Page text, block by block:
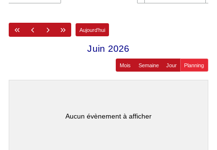
Aujourd'hui
juin 2026
Mois Semaine Jour Planning
Aucun évènement à afficher